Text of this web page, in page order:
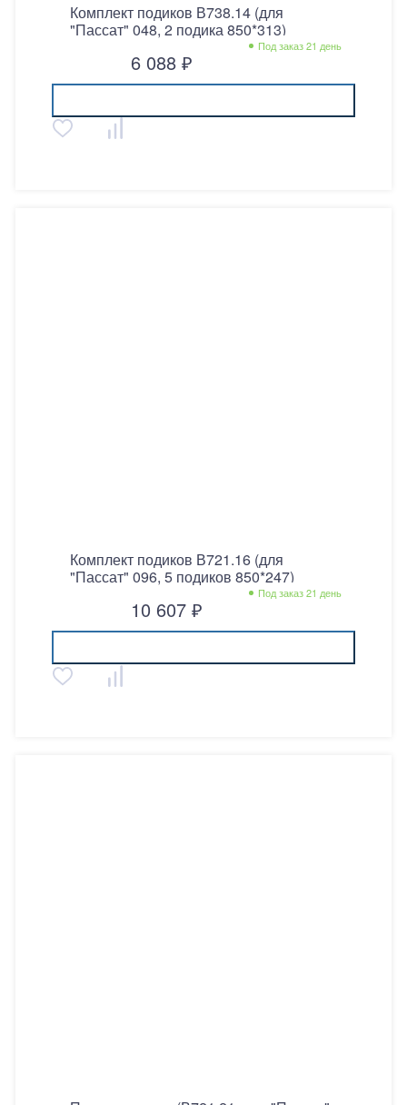
Комплект подиков В738.14 (для
"Пассат" 048, 2 подика 850*313)
Под заказ 21 день
6 088 ₽
Комплект подиков В721.16 (для
"Пассат" 096, 5 подиков 850*247)
Под заказ 21 день
10 607 ₽